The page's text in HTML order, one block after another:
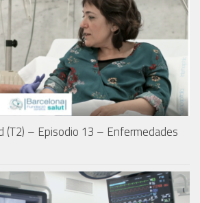
(T2) – Episodio 13 – Enfermedades